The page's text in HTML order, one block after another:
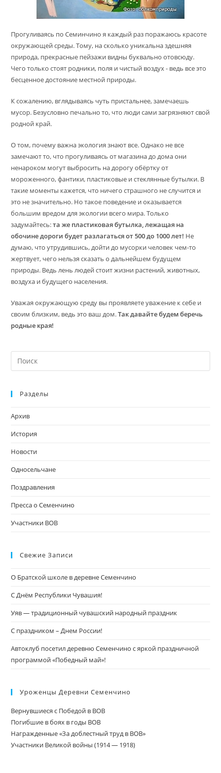
Прогуливаясь по Семинчино я каждый раз поражаюсь красоте
окружающей среды. Тому, на сколько уникальна здешняя
природа, прекрасные пейзажи видны буквально отовсюду.
Чего только стоят родники, поля и чистый воздух - ведь все это
бесценное достояние местной природы.
К сожалению, вглядываясь чуть пристальнее, замечаешь
мусор. Безусловно печально то, что люди сами загрязняют свой
родной край.
О том, почему важна экология знают все. Однако не все
замечают то, что прогуливаясь от магазина до дома они
ненароком могут выбросить на дорогу обёртку от
мороженного, фантики, пластиковые и стеклянные бутылки. В
такие моменты кажется, что ничего страшного не случится и
это не значительно. Но такое поведение и оказывается
большим вредом для экологии всего мира. Только
задумайтесь:та же пластиковая бутылка, лежащая на
обочине дороги будет разлагаться от 500 до 1000 лет! Не
думаю, что утрудившись, дойти до мусорки человек чем-то
жертвует, чего нельзя сказать о дальнейшем будущем
природы. Ведь лень людей стоит жизни растений, животных,
воздуха и будущего населения.
Уважая окружающую среду вы проявляете уважение к себе и
своим близким, ведь это ваш дом.Так давайте будем беречь
родные края!
Разделы
Архив
История
Новости
Односельчане
Поздравления
Пресса о Семенчино
Участники ВОВ
Свежие Записи
О Братской школе в деревне Семенчино
С Днём Республики Чувашия!
Уяв — традиционный чувашский народный праздник
С праздником – Днем России!
Автоклуб посетил деревню Семенчино с яркой праздничной
программой «Победный май»!
Уроженцы Деревни Семенчино
Вернувшиеся с Победой в ВОВ
Погибшие в боях в годы ВОВ
Награжденные «За доблестный труд в ВОВ»
Участники Великой войны (1914 — 1918)